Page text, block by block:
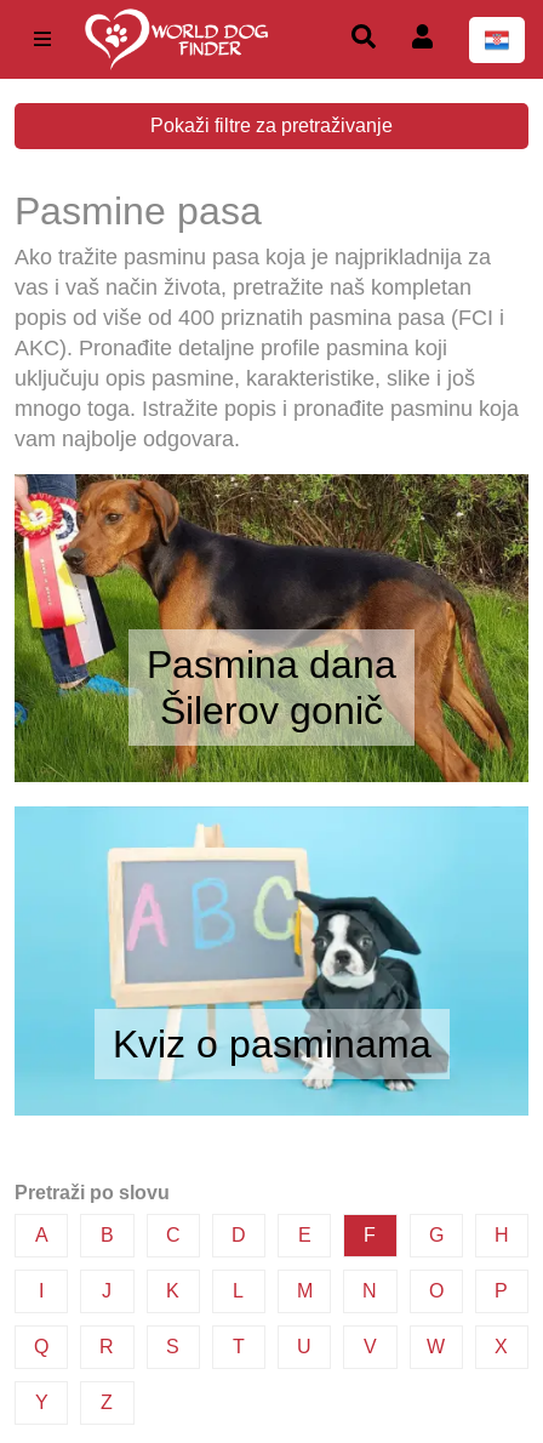
Pokaži filtre za pretraživanje
Pasmine pasa
Ako tražite pasminu pasa koja je najprikladnija za
vas i vaš način života, pretražite naš kompletan
popis od više od 400 priznatih pasmina pasa (FCI i
AKC). Pronađite detaljne profile pasmina koji
uključuju opis pasmine, karakteristike, slike i još
mnogo toga. Istražite popis i pronađite pasminu koja
vam najbolje odgovara.
Pasmina dana
Šilerov gonič
Kviz o pasminama
Pretraži po slovu
A B C D E F G H
J K L M N O P
Q R S T U V W X
Y Z